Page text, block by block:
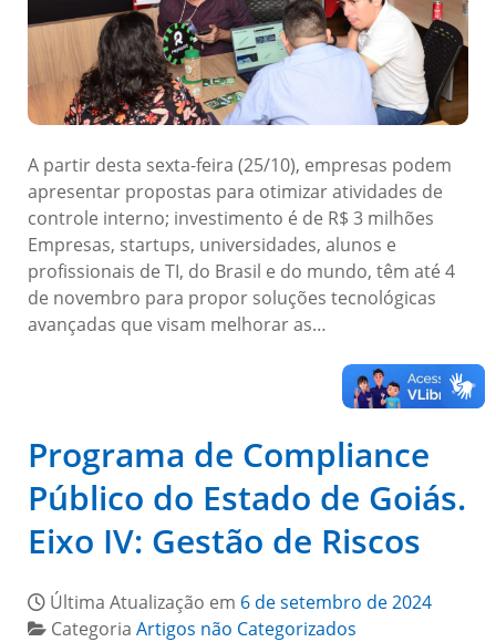
A partir desta sexta-feira (25/10), empresas podem
apresentar propostas para otimizar atividades de
controle interno; investimento é de R$ 3 milhões
Empresas, startups, universidades, alunos e
profissionais de TI, do Brasil e do mundo, têm até 4
de novembro para propor soluções tecnológicas
avançadas que visam melhorar as…
Programa de Compliance
Público do Estado de Goiás.
Eixo IV: Gestão de Riscos
Última Atualização em 6 de setembro de 2024
Categoria Artigos não Categorizados